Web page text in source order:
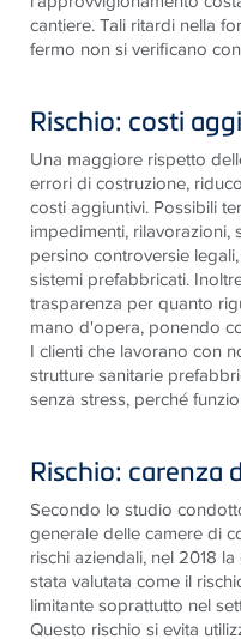
cantiere. Tali ritardi nella
fermo non si verificano
Rischio: costi
Una maggiore rispetto
errori di costruzione,
costi aggiuntivi. Possibili
impedimenti, rilavorazioni,
persino controversie
sistemi prefabbricati.
trasparenza per quanto
mano d'opera, ponendo
I clienti che lavorano con
strutture sanitarie
senza stress, perché
Rischio: carenza
Secondo lo studio
generale delle camere di
rischi aziendali, nel 2018
stata valutata come il
limitante soprattutto nel
Questo rischio si evita